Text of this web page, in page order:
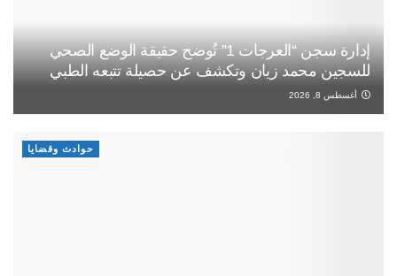
إدارة سجن “العرجات 1” تُوضح حقيقة الوضع الصحي
للسجين محمد زيان وتكشف عن حصيلة تتبعه الطبي
أغسطس 8, 2026
حوادث وقضايا